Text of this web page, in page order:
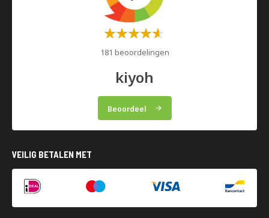
Waardering:
181 beoordelingen
kiyoh
Beoordeel
VEILIG BETALEN MET